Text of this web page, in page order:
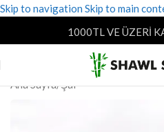
Skip to navigation Skip to main
1000TL VE ÜZERİ
Ana Sayfa/Şal